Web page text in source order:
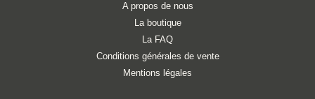
A propos de nous
La boutique
La FAQ
Conditions générales de vente
Mentions légales